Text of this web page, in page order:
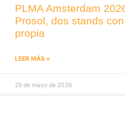
PLMA Amsterdam
Prosol, dos stands
propia
LEER MÁS »
29 de mayo de 2026